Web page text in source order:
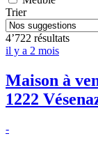
Trier
4’722 résultats
il y a 2 mois
Maison à
1222
-